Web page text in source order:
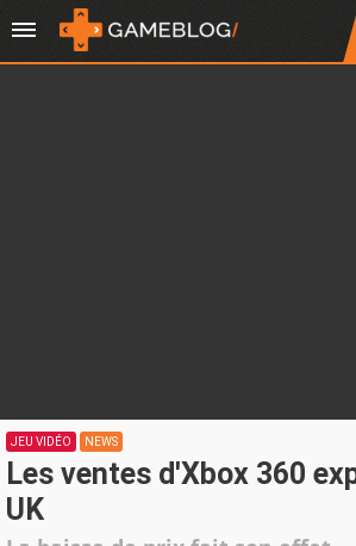
JEU VIDÉO NEWS
Les ventes d'Xbox 360
UK